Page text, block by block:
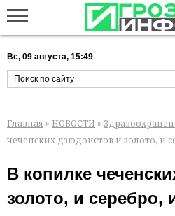
Вс, 09 августа, 15:49
Главная » НОВОСТИ »
чеченских дзюдоистов и золото, и
В копилке
золото, и серебро,